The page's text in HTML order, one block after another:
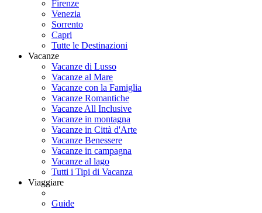
Firenze
Venezia
Sorrento
Capri
Tutte le Destinazioni
Vacanze
Vacanze di Lusso
Vacanze al Mare
Vacanze con la Famiglia
Vacanze Romantiche
Vacanze All Inclusive
Vacanze in montagna
Vacanze in Città d'Arte
Vacanze Benessere
Vacanze in campagna
Vacanze al lago
Tutti i Tipi di Vacanza
Viaggiare
Guide